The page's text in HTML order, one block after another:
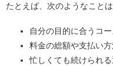
たとえば、次のようなこと
自分の目的に合うコ
料金の総額や支払い
忙しくても続けられ